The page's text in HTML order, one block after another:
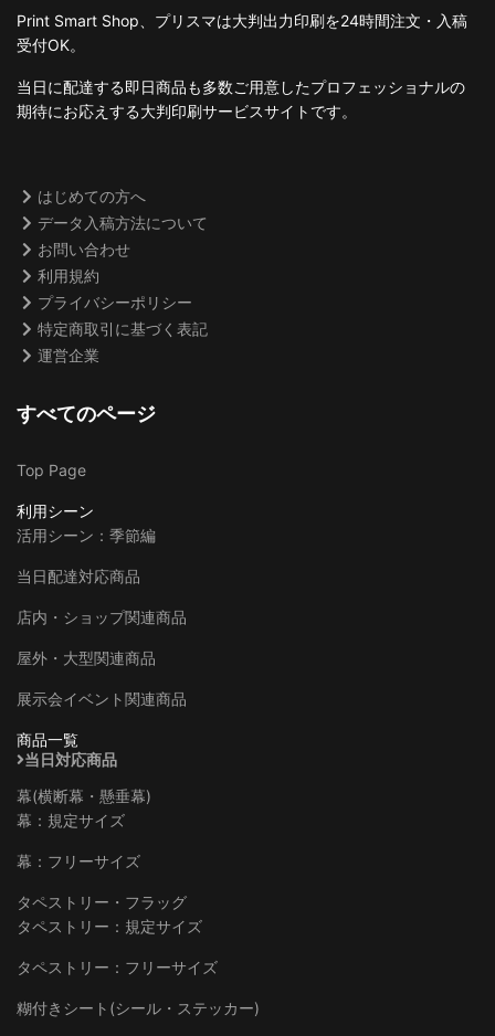
Print Smart Shop、プリスマは大判出力印刷を24時間注文・入稿
受付OK。
当日に配達する即日商品も多数ご用意したプロフェッショナルの
期待にお応えする大判印刷サービスサイトです。
はじめての方へ
データ入稿方法について
お問い合わせ
利用規約
プライバシーポリシー
特定商取引に基づく表記
運営企業
すべてのページ
Top Page
利用シーン
活用シーン：季節編
当日配達対応商品
店内・ショップ関連商品
屋外・大型関連商品
展示会イベント関連商品
商品一覧
当日対応商品
幕(横断幕・懸垂幕)
幕：規定サイズ
幕：フリーサイズ
タペストリー・フラッグ
タペストリー：規定サイズ
タペストリー：フリーサイズ
糊付きシート(シール・ステッカー)